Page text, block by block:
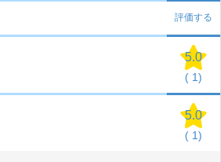
評価する
5.0
( 1)
5.0
( 1)